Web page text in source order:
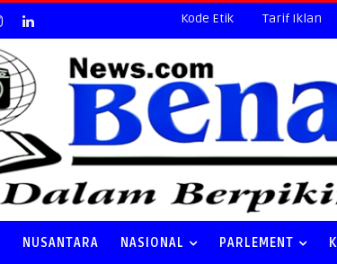
Kode Etik Tarif Iklan
NUSANTARA NASIONAL PARLEMENT